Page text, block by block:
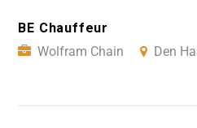
BE Chauffeur
Wolfram Chain
Den